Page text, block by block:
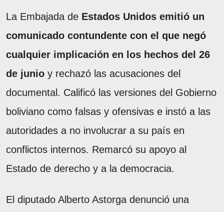
La Embajada de Estados Unidos emitió un
comunicado contundente con el que negó
cualquier implicación en los hechos del 26
de junio y rechazó las acusaciones del
documental. Calificó las versiones del Gobierno
boliviano como falsas y ofensivas e instó a las
autoridades a no involucrar a su país en
conflictos internos. Remarcó su apoyo al
Estado de derecho y a la democracia.
El diputado Alberto Astorga denunció una